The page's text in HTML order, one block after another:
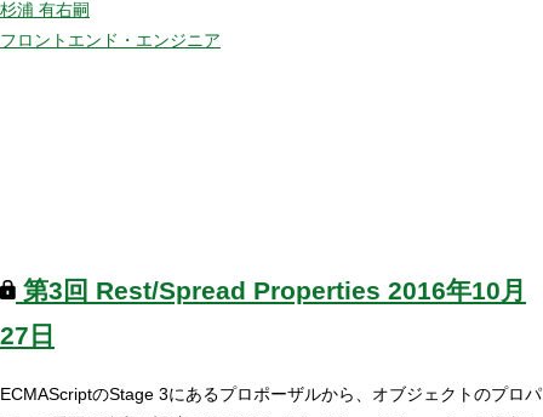
杉浦 有右嗣
フロントエンド・エンジニア
第3回 Rest/Spread Properties 2016年10月
27日
ECMAScriptのStage 3にあるプロポーザルから、オブジェクトのプロパ